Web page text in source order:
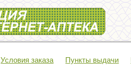
Условия заказа Пункты выдачи